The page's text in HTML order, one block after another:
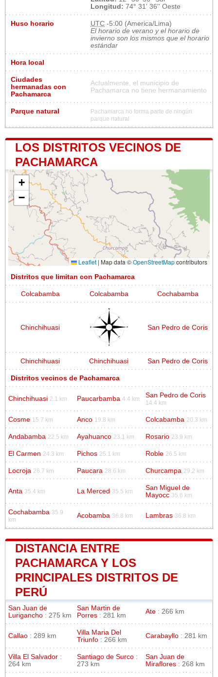
Longitud: 74° 31' 36'' Oeste
Huso horario UTC -5:00 (America/Lima)
El horario de verano y el horario de
invierno son los mismos que el horario
estándar
Hora local
Ciudades
hermanadas con
Pachamarca
Actualmente, el municipio de
Pachamarca no tiene hermanamiento
Parque natural
Pachamarca no forma parte de ningún
parque natural
LOS DISTRITOS VECINOS DE
PACHAMARCA
+
−
Leaflet | Map data ©OpenStreetMapcontributors
Distritos que limitan con Pachamarca
Colcabamba Colcabamba Cochabamba
Chinchihuasi San Pedro de Coris
Chinchihuasi Chinchihuasi San Pedro de Coris
Distritos vecinos de Pachamarca
Chinchihuasi 2.1 km Paucarbamba 4.4 km San Pedro de Coris
14.4 km
Cosme 15.7 km Anco 19.8 km Colcabamba 20.3 km
Andabamba 22.5 km Ayahuanco 23.1 km Rosario 23.9 km
El Carmen 24.3 km Pichos 25.1 km Roble 26.5 km
Locroja 26.7 km Paucara 28.6 km Churcampa 29.2 km
Anta 35.4 km La Merced 35.5 km
San Miguel de
Mayocc 35.6 km
Cochabamba 35.9
km
Acobamba 36.8 km Lambras 36.8 km
DISTANCIA ENTRE
PACHAMARCA Y LOS
PRINCIPALES DISTRITOS DE
PERÚ
San Juan de
Lurigancho : 275 km
San Martin de
Porres : 281 km
Ate : 266 km
Callao : 289 km
Villa Maria Del
Triunfo : 266 km
Carabayllo : 281 km
Villa El Salvador :
264 km
Santiago de Surco :
273 km
San Juan de
Miraflores : 268 km